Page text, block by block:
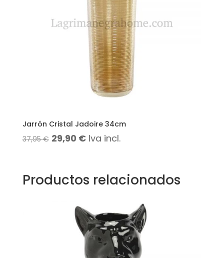
Jarrón Cristal Jadoire 34cm
37,95€ El
era:
29,90 €El
es:
Iva incl.
Productos relacionados